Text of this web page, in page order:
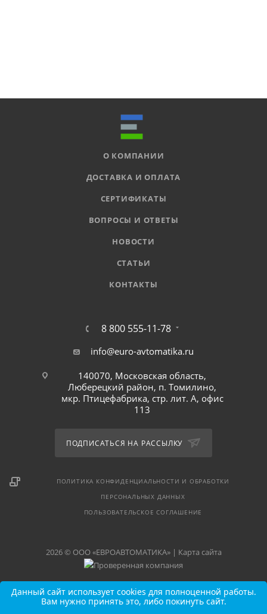
О КОМПАНИИ
ДОСТАВКА И ОПЛАТА
СЕРТИФИКАТЫ
ВОПРОСЫ И ОТВЕТЫ
НОВОСТИ
СТАТЬИ
КОНТАКТЫ
8 800 555-11-78
info@euro-avtomatika.ru
140070, Московская область,
Люберецкий район, п. Томилино,
мкр. Птицефабрика, стр. лит. А, офис
113
ПОДПИСАТЬСЯ НА РАССЫЛКУ
ПОЛИТИКА КОНФИДЕНЦИАЛЬНОСТИ И ОБРАБОТКИ
ПЕРСОНАЛЬНЫХ ДАННЫХ
ПОЛЬЗОВАТЕЛЬСКОЕ СОГЛАШЕНИЕ
2026 © ООО «ЕВРОАВТОМАТИКА» | Карта сайта
Данный сайт использует cookies для полноценной работы.
Вам нужно принять это, либо покинуть сайт.